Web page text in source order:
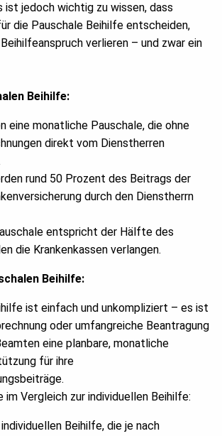
ist jedoch wichtig zu wissen, dass
die Pauschale Beihilfe entscheiden,
verlieren – und zwar ein
Beihilfe:
eine monatliche Pauschale, die ohne
direkt vom Dienstherren
rund 50 Prozent des Beitrags der
durch den Dienstherrn
entspricht der Hälfte des
die Krankenkassen verlangen.
Beihilfe:
ist einfach und unkompliziert – es ist
oder umfangreiche Beantragung
eine planbare, monatliche
für ihre
im Vergleich zur individuellen Beihilfe:
Beihilfe, die je nach